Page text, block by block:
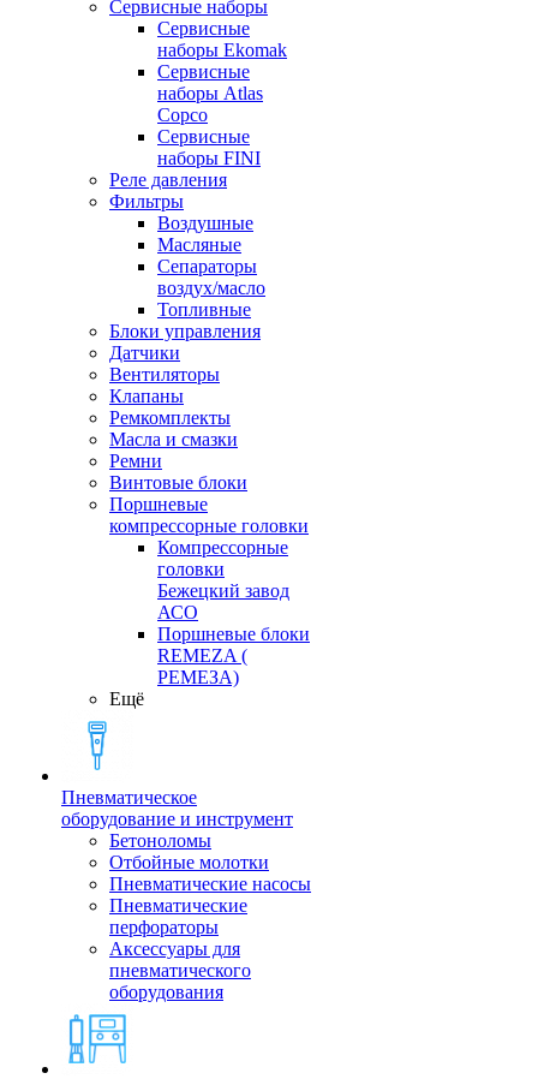
Cервисные наборы
Сервисные
наборы Ekomak
Cервисные
наборы Atlas
Copco
Сервисные
наборы FINI
Реле давления
Фильтры
Воздушные
Масляные
Сепараторы
воздух/масло
Топливные
Блоки управления
Датчики
Вентиляторы
Клапаны
Ремкомплекты
Масла и смазки
Ремни
Винтовые блоки
Поршневые
компрессорные головки
Компрессорные
головки
Бежецкий завод
АСО
Поршневые блоки
REMEZA (
РЕМЕЗА)
Ещё
Пневматическое
оборудование и инструмент
Бетоноломы
Отбойные молотки
Пневматические насосы
Пневматические
перфораторы
Аксессуары для
пневматического
оборудования